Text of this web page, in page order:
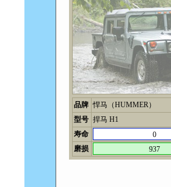
品牌 悍马（HUMMER）
型号 捍马 H1
寿命
0
磨损
937